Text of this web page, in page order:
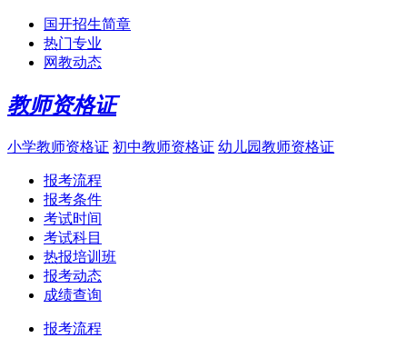
国开招生简章
热门专业
网教动态
教师资格证
小学教师资格证 初中教师资格证 幼儿园教师资格证
报考流程
报考条件
考试时间
考试科目
热报培训班
报考动态
成绩查询
报考流程